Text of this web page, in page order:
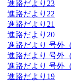
進路だより23
進路だより22
進路だより21
進路だより20
進路だより 号外
進路だより 号外（
進路だより 号外
進路だより19